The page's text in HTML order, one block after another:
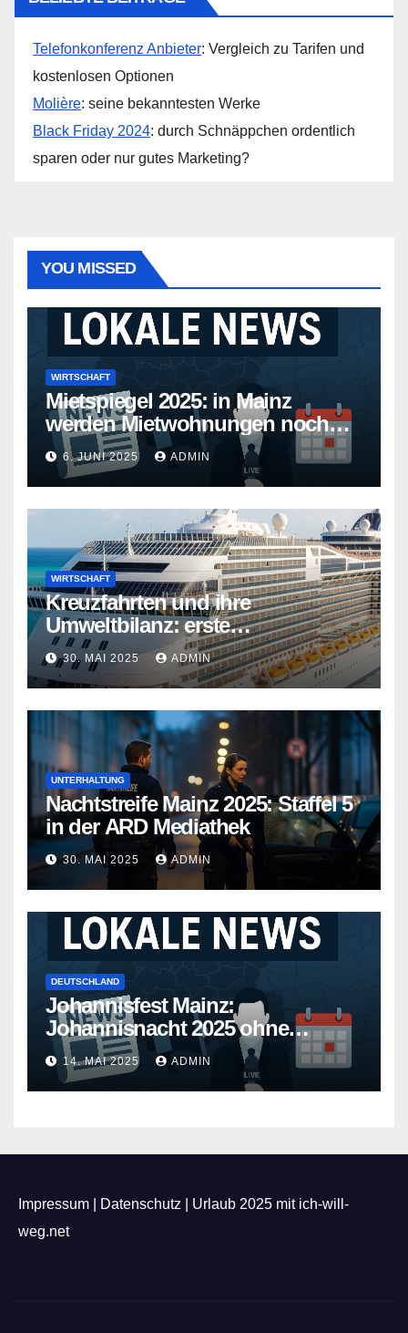
Telefonkonferenz Anbieter: Vergleich zu Tarifen und
kostenlosen Optionen
Molière: seine bekanntesten Werke
Black Friday 2024: durch Schnäppchen ordentlich
sparen oder nur gutes Marketing?
YOU MISSED
WIRTSCHAFT
Mietspiegel 2025: in Mainz
werden Mietwohnungen noch
teurer
6. JUNI 2025 ADMIN
WIRTSCHAFT
Kreuzfahrten und ihre
Umweltbilanz: erste
Kreuzfahrtschiffe gehen neue
Wege
30. MAI 2025 ADMIN
UNTERHALTUNG
Nachtstreife Mainz 2025: Staffel 5
in der ARD Mediathek
30. MAI 2025 ADMIN
DEUTSCHLAND
Johannisfest Mainz:
Johannisnacht 2025 ohne
Feuerwerk
14. MAI 2025 ADMIN
Impressum Datenschutz
Urlaub 2025 mit ich-will-
weg.net